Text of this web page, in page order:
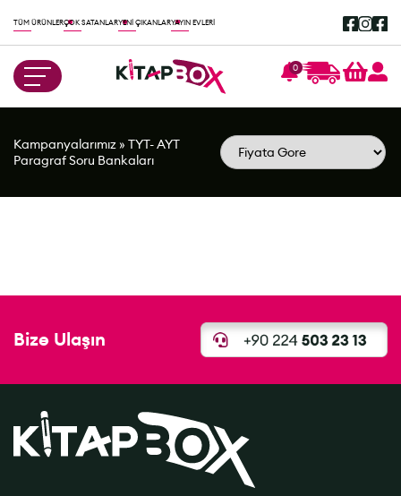
TÜM ÜRÜNLERÇOK SATANLARYENİ ÇIKANLARYAYIN EVLERİ
0
Kampanyalarımız» TYT- AYT
Paragraf Soru Bankaları
Bize Ulaşın